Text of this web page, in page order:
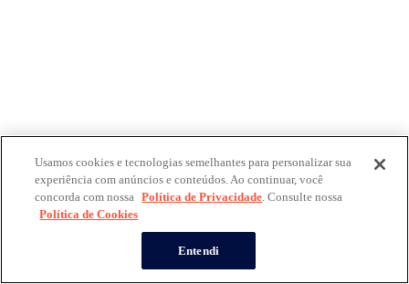
Usamos cookies e tecnologias semelhantes para personalizar sua
experiência com anúncios e conteúdos. Ao continuar, você
concorda com nossa Política de Privacidade. Consulte nossa
Política de Cookies
Entendi